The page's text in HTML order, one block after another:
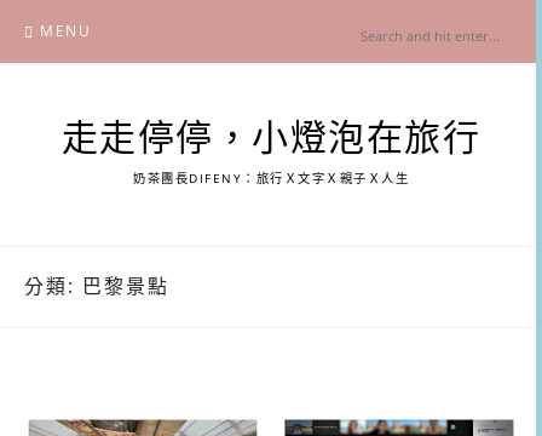
content
MENU
走走停停，小燈泡在旅行
奶茶團長DIFENY：旅行Ｘ文字Ｘ親子Ｘ人生
分類: 巴黎景點